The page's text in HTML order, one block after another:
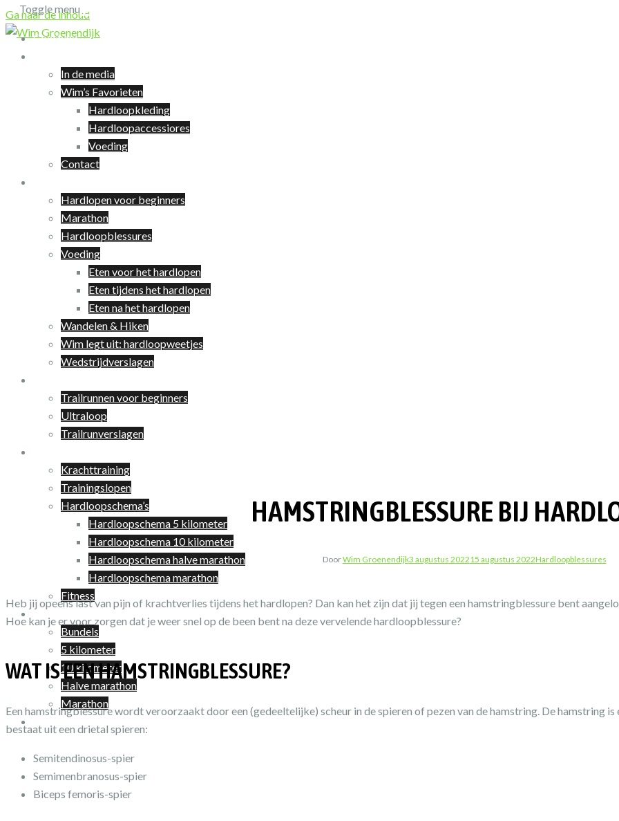
Ga naar de inhoud
Toggle menu
Coaching
In de media
Wim’s Favorieten
Hardloopkleding
Hardloopaccessiores
Voeding
Contact
Hardlopen voor beginners
Marathon
Hardloopblessures
Voeding
Eten voor het hardlopen
Eten tijdens het hardlopen
Eten na het hardlopen
Wandelen & Hiken
Wim legt uit: hardloopweetjes
Wedstrijdverslagen
Trailrunnen voor beginners
Ultraloop
Trailrunverslagen
Krachttraining
Trainingslopen
Hardloopschema’s
Hardloopschema 5 kilometer
Hardloopschema 10 kilometer
Hardloopschema halve marathon
Hardloopschema marathon
Fitness
Shop
Bundels
5 kilometer
10 kilometer
Halve marathon
Marathon
Winkelwagen
HAMSTRINGBLESSURE BIJ
DoorWim Groenendijk3 augustus 202215 augustus 2022Hardloopblessures
Heb jij opeens last van pijn of krachtverlies tijdens het hardlopen? Dan kan het zijn dat jij tegen een hamstringblessure bent
Hoe kan je er voor zorgen dat je weer snel op de been bent na deze vervelende hardloopblessure?
WAT IS EEN HAMSTRINGBLESSURE?
Een hamstringblessure wordt veroorzaakt door een (gedeeltelijke) scheur in de spieren of pezen van de hamstring. De hamstring
bestaat uit een drietal spieren:
Semitendinosus-spier
Semimenbranosus-spier
Biceps femoris-spier